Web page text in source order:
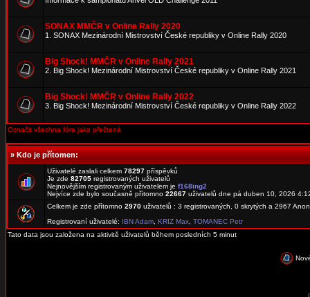
SONAX MMČR v Online Rally 2020
1. SONAX Mezinárodní Mistrovství České republiky v Online Rally 2020
Big Shock! MMČR v Online Rally 2021
2. Big Shock! Mezinárodní Mistrovství České republiky v Online Rally 2021
Big Shock! MMČR v Online Rally 2022
3. Big Shock! Mezinárodní Mistrovství České republiky v Online Rally 2022
Označit všechna fóra jako přečtená
»Kdo je přítomen:
Uživatelé zaslali celkem 78297 příspěvků
Je zde 82705 registrovaných uživatelů
Nejnovějším registrovaným uživatelem je f168ing2
Nejvíce zde bylo současně přítomno 22667 uživatelů dne pá duben 10, 2026
Celkem je zde přítomno 2970 uživatelů : 3 registrovaných, 0 skrytých a 2967
Registrovaní uživatelé: IBN Adam KRIZ Max TOMANEC Petr
Tato data jsou založena na aktivitě uživatelů během posledních 5 minut